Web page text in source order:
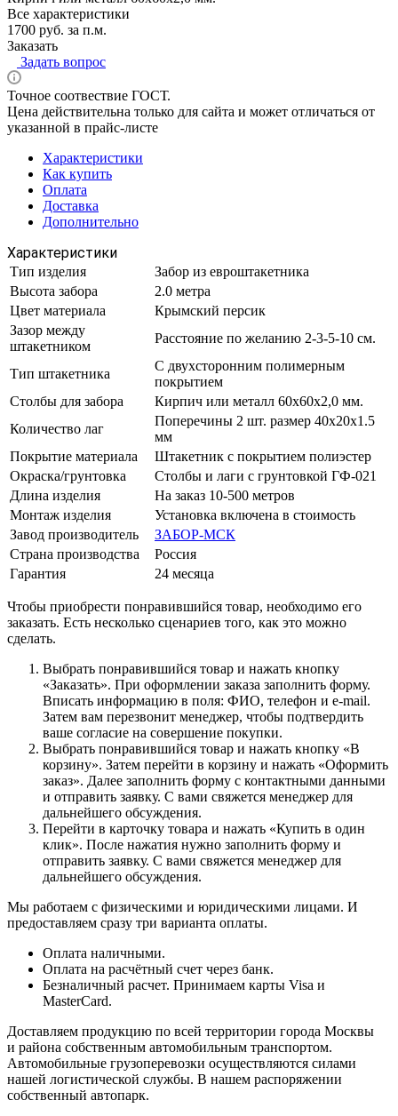
Все характеристики
1700 руб. за п.м.
Заказать
Задать вопрос
Точное соотвествие ГОСТ.
Цена действительна только для сайта и может отличаться от
указанной в прайс-листе
Характеристики
Как купить
Оплата
Доставка
Дополнительно
Характеристики
Тип изделия
Забор из евроштакетника
Высота забора
2.0 метра
Цвет материала
Крымский персик
Зазор между
штакетником
Расстояние по желанию 2-3-5-10 см.
Тип штакетника
С двухсторонним полимерным
покрытием
Столбы для забора
Кирпич или металл 60х60х2,0 мм.
Количество лаг
Поперечины 2 шт. размер 40х20х1.5
мм
Покрытие материала
Штакетник с покрытием полиэстер
Окраска/грунтовка
Столбы и лаги с грунтовкой ГФ-021
Длина изделия
На заказ 10-500 метров
Монтаж изделия
Установка включена в стоимость
Завод производитель
ЗАБОР-МСК
Страна производства
Россия
Гарантия
24 месяца
Чтобы приобрести понравившийся товар, необходимо его
заказать. Есть несколько сценариев того, как это можно
сделать.
Выбрать понравившийся товар и нажать кнопку
«Заказать». При оформлении заказа заполнить форму.
Вписать информацию в поля: ФИО, телефон и e-mail.
Затем вам перезвонит менеджер, чтобы подтвердить
ваше согласие на совершение покупки.
Выбрать понравившийся товар и нажать кнопку «В
корзину». Затем перейти в корзину и нажать «Оформить
заказ». Далее заполнить форму с контактными данными
и отправить заявку. С вами свяжется менеджер для
дальнейшего обсуждения.
Перейти в карточку товара и нажать «Купить в один
клик». После нажатия нужно заполнить форму и
отправить заявку. С вами свяжется менеджер для
дальнейшего обсуждения.
Мы работаем с физическими и юридическими лицами. И
предоставляем сразу три варианта оплаты.
Оплата наличными.
Оплата на расчётный счет через банк.
Безналичный расчет. Принимаем карты Visa и
MasterCard.
Доставляем продукцию по всей территории города Москвы
и района собственным автомобильным транспортом.
Автомобильные грузоперевозки осуществляются силами
нашей логистической службы. В нашем распоряжении
собственный автопарк.